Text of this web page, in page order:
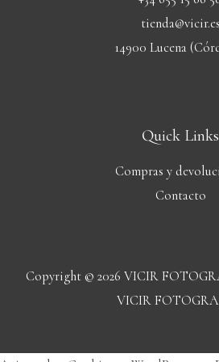
tienda@vicir.es
14900 Lucena
Quick Links
Compras y
Contacto
Copyright © 2026 VICIR
VICIR